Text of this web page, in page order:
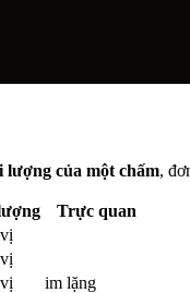
lượng của một chấm,
Trực quan
im lặng